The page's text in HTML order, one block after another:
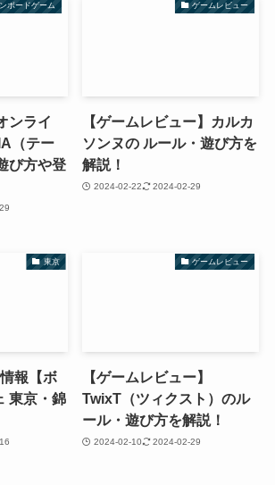
ボードゲーム
ンライ
（テー
び方や登
ゲームレビュー
【ゲームレビュー】カルカ
ソンヌの ルール・遊び方を
解説！
2024-02-22 2024-02-29
東京
報【ボ
東京・錦
ゲームレビュー
【ゲームレビュー】
TwixT（ツィクスト）のル
ール・遊び方を解説！
2024-02-10 2024-02-29